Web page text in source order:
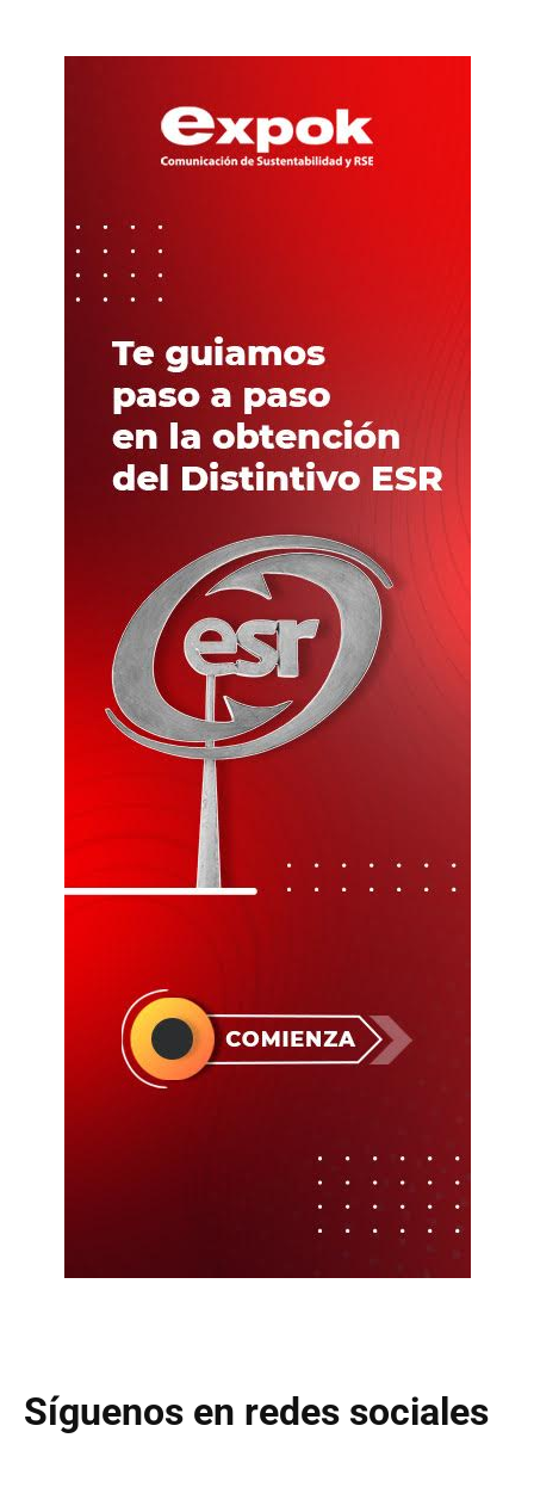
Síguenos en redes sociales